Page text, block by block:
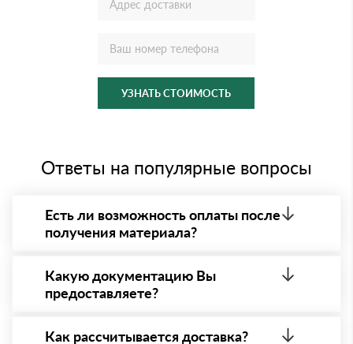
УЗНАТЬ СТОИМОСТЬ
Ответы на популярные вопросы
Есть ли возможность оплаты после
получения материала?
- оплата по факту получения товара. При этом,
если доставленный товар был ненадлежащего
качества, то Вы вправе от него отказаться.
Какую документацию Вы
предоставляете?
все сертификаты и паспорта качества, а также
Как рассчитывается доставка?